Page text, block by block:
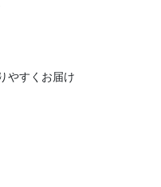
やすくお届け